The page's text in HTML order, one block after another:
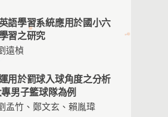
語學習系統應用於國小六
習之研究
遠楨
用於罰球入球角度之分析
男子籃球隊為例
孟竹、鄭文玄、賴胤瑋